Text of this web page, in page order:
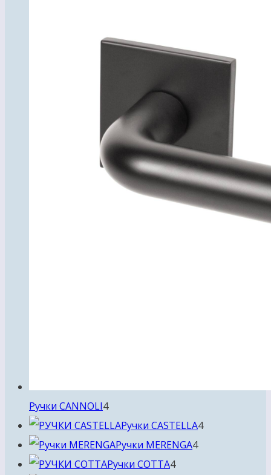
Ручки CANNOLI44
товара
Ручки CASTELLA44
Ручки MERENGA44
Ручки COTTA44